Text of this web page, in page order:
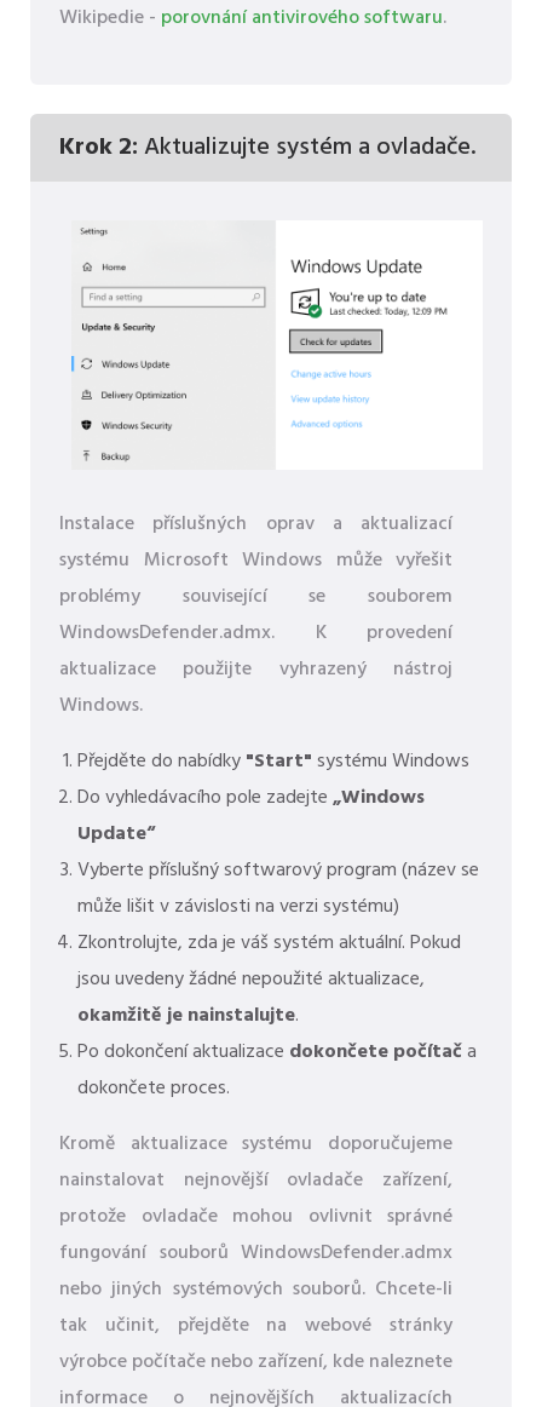
Wikipedie - porovnání antivirového softwaru.
Krok 2:Aktualizujte systém a ovladače.
Instalace příslušných oprav a aktualizací
systému Microsoft Windows může vyřešit
problémy související se souborem
WindowsDefender.admx. K provedení
aktualizace použijte vyhrazený nástroj
Windows.
Přejděte do nabídky"Start"systému Windows
Do vyhledávacího pole zadejte„Windows
Update“
Vyberte příslušný softwarový program (název se
může lišit v závislosti na verzi systému)
Zkontrolujte, zda je váš systém aktuální. Pokud
jsou uvedeny žádné nepoužité aktualizace,
okamžitě je nainstalujte.
Po dokončení aktualizace dokončete počítača
dokončete proces.
Kromě aktualizace systému doporučujeme
nainstalovat nejnovější ovladače zařízení,
protože ovladače mohou ovlivnit správné
fungování souborů WindowsDefender.admx
nebo jiných systémových souborů. Chcete-li
tak učinit, přejděte na webové stránky
výrobce počítače nebo zařízení, kde naleznete
informace o nejnovějších aktualizacích